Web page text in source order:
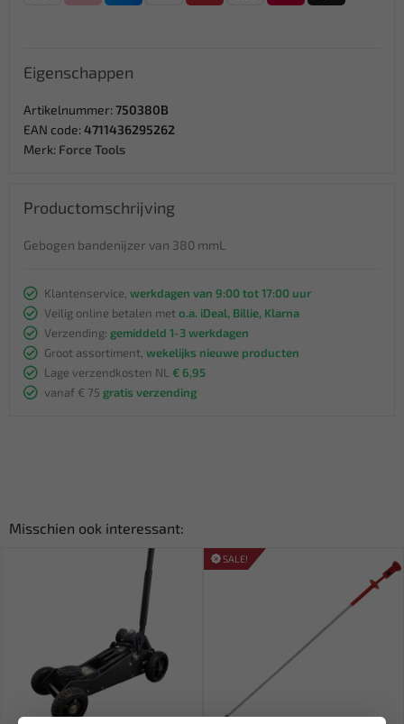
Eigenschappen
Artikelnummer: 750380B
EAN code: 4711436295262
Merk: Force Tools
Productomschrijving
Gebogen bandenijzer van 380 mmL
Klantenservice, werkdagen van 9:00 tot 17:00 uur
Veilig online betalen met o.a. iDeal, Billie, Klarna
Verzending: gemiddeld 1-3 werkdagen
Groot assortiment, wekelijks nieuwe producten
Lage verzendkosten NL € 6,95
vanaf € 75 gratis verzending
Misschien ook interessant:
SALE!